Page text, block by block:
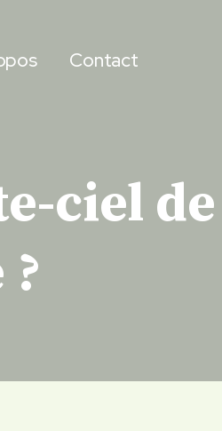
Contact
ciel